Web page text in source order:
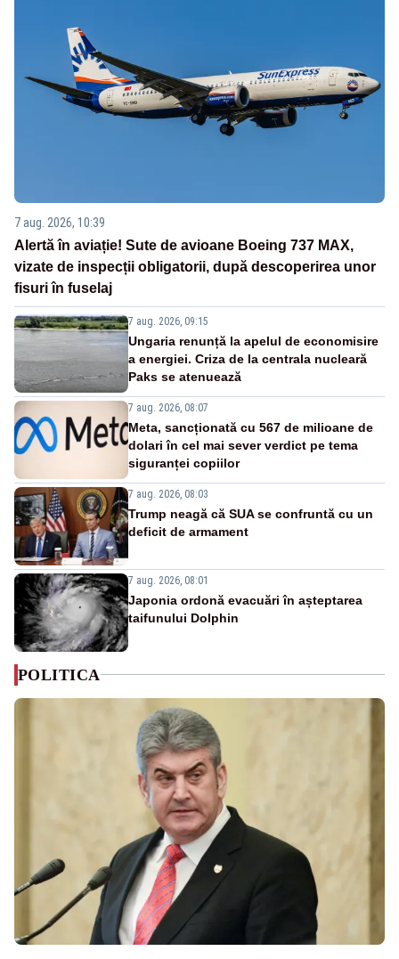
7 aug. 2026, 10:39
Alertă în aviație! Sute de avioane Boeing 737 MAX,
vizate de inspecții obligatorii, după descoperirea unor
fisuri în fuselaj
7 aug. 2026, 09:15
Ungaria renunță la apelul de economisire
a energiei. Criza de la centrala nucleară
Paks se atenuează
7 aug. 2026, 08:07
Meta, sancționată cu 567 de milioane de
dolari în cel mai sever verdict pe tema
siguranței copiilor
7 aug. 2026, 08:03
Trump neagă că SUA se confruntă cu un
deficit de armament
7 aug. 2026, 08:01
Japonia ordonă evacuări în așteptarea
taifunului Dolphin
POLITICA